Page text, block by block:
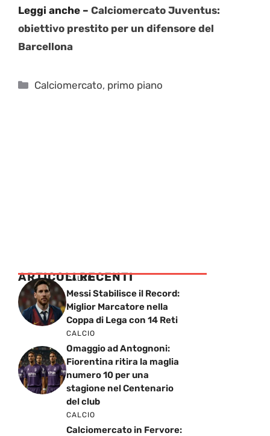
Leggi anche – Calciomercato Juventus:
obiettivo prestito per un difensore del
Barcellona
Categorie
Calciomercato, primo piano
ARTICOLI RECENTI
CALCIO
Messi Stabilisce il Record:
Miglior Marcatore nella
Coppa di Lega con 14 Reti
CALCIO
Omaggio ad Antognoni:
Fiorentina ritira la maglia
numero 10 per una
stagione nel Centenario
del club
CALCIO
Calciomercato in Fervore: